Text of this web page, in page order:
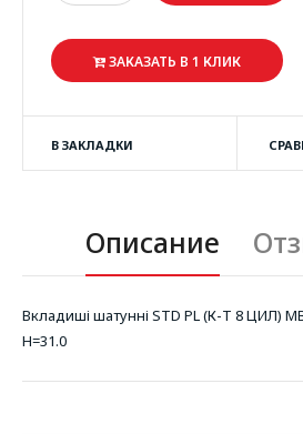
ЗАКАЗАТЬ В 1 КЛИК
В ЗАКЛАДКИ
Описание
Вкладиші шатунні STD PL (К-Т 8 ЦИЛ)
H=31.0